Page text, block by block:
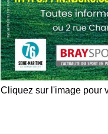
Cliquez sur l'image pour